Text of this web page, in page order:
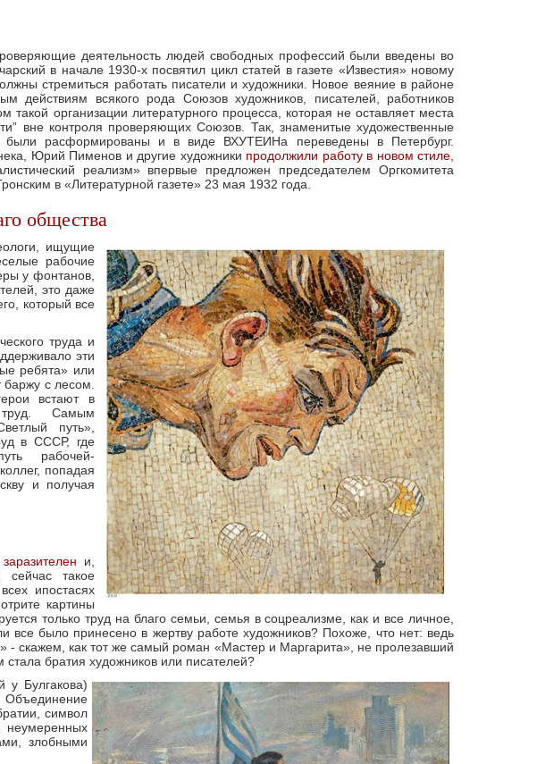
деятельность людей свободных профессий были введены во
в начале 1930-х посвятил цикл статей в газете «Известия» новому
стремиться работать писатели и художники. Новое веяние в районе
действиям всякого рода Союзов художников, писателей, работников
такой организации литературного процесса, которая не оставляет места
вне контроля проверяющих Союзов. Так, знаменитые художественные
расформированы и в виде ВХУТЕИНа переведены в Петербург.
Юрий Пименов и другие художники продолжили работу в новом стиле,
реализм» впервые предложен председателем Оргкомитета
в «Литературной газете» 23 мая 1932 года.
общества
ищущие
рабочие
у фонтанов,
это даже
который все
труда и
эти
ребята» или
баржу с лесом.
встают в
Самым
путь»,
в СССР, где
рабочей-
попадая
и получая
и,
такое
ипостасях
картины
только труд на благо семьи, семья в соцреализме, как и все личное,
все было принесено в жертву работе художников? Похоже, что нет: ведь
- скажем, как тот же самый роман «Мастер и Маргарита», не пролезавший
братия художников или писателей?
Булгакова)
символ
неумеренных
злобными